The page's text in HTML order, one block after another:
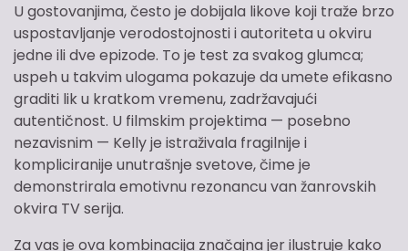
U gostovanjima, često je dobijala likove koji traže brzo
uspostavljanje verodostojnosti i autoriteta u okviru
jedne ili dve epizode. To je test za svakog glumca;
uspeh u takvim ulogama pokazuje da umete efikasno
graditi lik u kratkom vremenu, zadržavajući
autentičnost. U filmskim projektima — posebno
nezavisnim — Kelly je istraživala fragilnije i
kompliciranije unutrašnje svetove, čime je
demonstrirala emotivnu rezonancu van žanrovskih
okvira TV serija.
Za vas je ova kombinacija značajna jer ilustruje kako